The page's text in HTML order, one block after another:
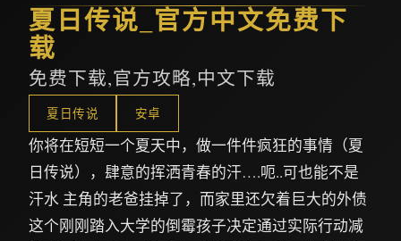
夏日传说_官方中文免费下
载
免费下载,官方攻略,中文下载
夏日传说 安卓
你将在短短一个夏天中，做一件件疯狂的事情（夏
日传说），肆意的挥洒青春的汗….呃..可也能不是
汗水 主角的老爸挂掉了，而家里还欠着巨大的外债
这个刚刚踏入大学的倒霉孩子决定通过实际行动减